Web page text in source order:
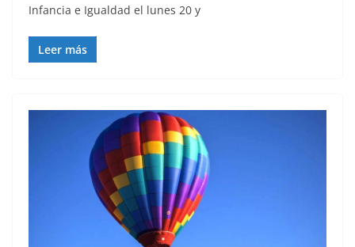
Infancia e Igualdad el lunes 20 y
Leer más